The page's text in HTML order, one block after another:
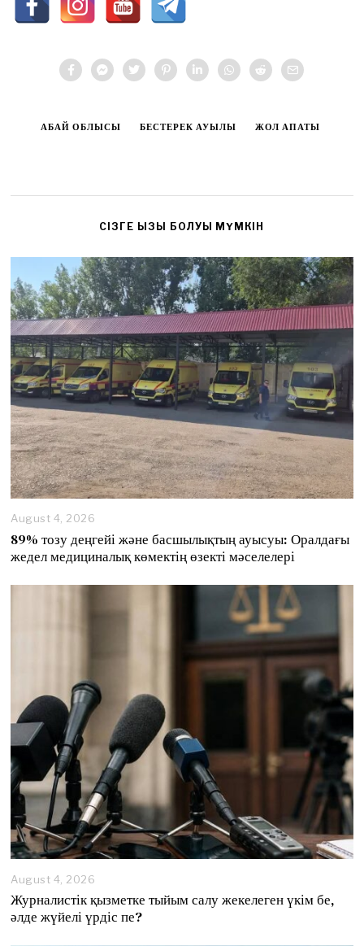
АБАЙ ОБЛЫСЫ БЕСТЕРЕК АУЫЛЫ ЖОЛ АПАТЫ
CІЗГЕ ҚЫЗЫҚ БОЛУЫ МҮМКІН
August 4, 2026
89% тозу деңгейі және басшылықтың ауысуы: Оралдағы
жедел медициналық көмектің өзекті мәселелері
August 4, 2026
g
u
Журналистік қызметке тыйым салу жекелеген үкім бе,
әлде жүйелі үрдіс пе?